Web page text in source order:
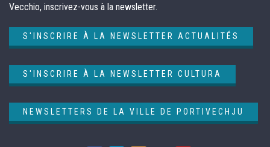
Vecchio, inscrivez-vous à la newsletter.
S'INSCRIRE À LA NEWSLETTER ACTUALITÉS
S'INSCRIRE À LA NEWSLETTER CULTURA
NEWSLETTERS DE LA VILLE DE PORTIVECHJU